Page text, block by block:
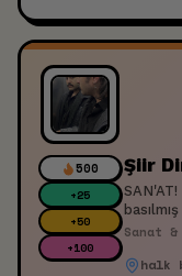
500
+25
+50
+100
Şiir
SAN'AT! M. Kerem Yıldızhan'ın daha önce
çeşitli
Sanat
halk